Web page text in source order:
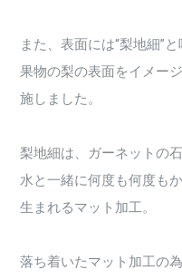
また、表面には“梨地細”
果物の梨の表面をイメー
施しました。
梨地細は、ガーネットの
水と一緒に何度も何度も
生まれるマット加工。
落ち着いたマット加工の為